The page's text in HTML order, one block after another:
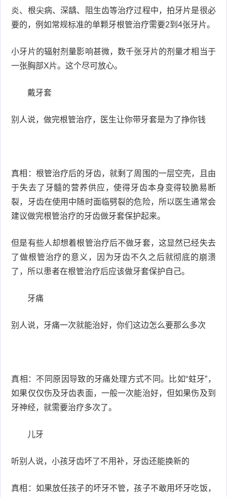
炎、根尖病、深龋、阻生齿等治疗过程中，拍牙片是很必
要的，例如常规标准的单颗牙根管治疗需要2到4张牙片。
小牙片的辐射剂量影响甚微，数千张牙片的剂量才相当于
一张胸部X片。这个尽可放心。
戴牙套
别人说，做完根管治疗，医生让你带牙套是为了挣你钱
真相：根管治疗后的牙齿，就剩了周围的一层空壳，且由
于失去了牙髓的营养供应，使得牙齿本身变得较脆易断
裂，牙齿在使用中随时面临劈裂的危险，所以医生通常会
建议做完根管治疗的牙齿做牙套保护起来。
但是有些人却想着根管治疗后不做牙套，这显然已经失去
了做根管治疗的意义，因为牙齿不久之后就彻底的崩溃
了，所以患者在根管治疗后应该做牙套保护自己。
牙痛
别人说，牙痛一次就能治好，你们这边怎么要那么多次
真相：不同原因导致的牙痛处理方式不同。比如“蛀牙”，
如果仅仅伤及牙齿表面，一般一次能治好，但如果伤及到
牙神经，就需要治疗多次了。
儿牙
听别人说，小孩牙齿坏了不用补，牙齿还能换新的
真相：如果放任孩子的坏牙不管，孩子不敢用坏牙吃饭，